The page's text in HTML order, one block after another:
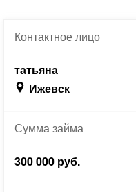
Контактноелицо
татьяна
Ижевск
Суммазайма
300 000 руб.